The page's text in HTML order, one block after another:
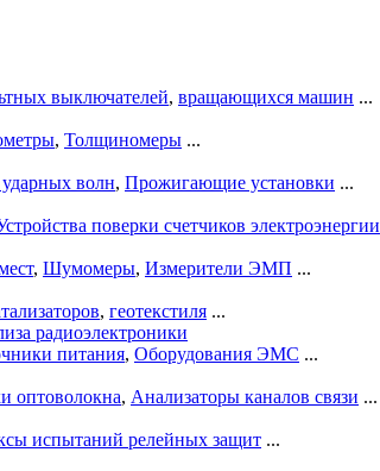
выключателей, вращающихся машин ...
, Толщиномеры ...
волн, Прожигающие установки ...
поверки счетчиков электроэнергии
, Шумомеры, Измерители ЭМП ...
, геотекстиля ...
радиоэлектроники
питания, Оборудования ЭМС ...
оптоволокна, Анализаторы каналов связи ...
испытаний релейных защит ...